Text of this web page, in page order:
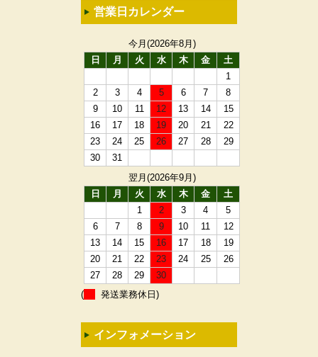
営業日カレンダー
今月(2026年8月)
日
月 火 水 木 金
土
1
2
3 4 5 6 7
8
9
10 11 12 13 14
15
16
17 18 19 20 21
22
23
24 25 26 27 28
29
30
31
翌月(2026年9月)
日
月 火 水 木 金
土
1
2 3 4
5
6
7 8 9 10 11
12
13
14 15 16 17 18
19
20
21 22 23 24 25
26
27
28 29
30
(
発送業務休日)
インフォメーション